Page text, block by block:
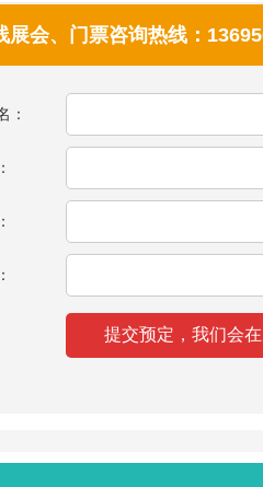
展会、门票咨询热线：
：